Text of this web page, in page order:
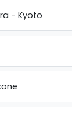
- Kyoto